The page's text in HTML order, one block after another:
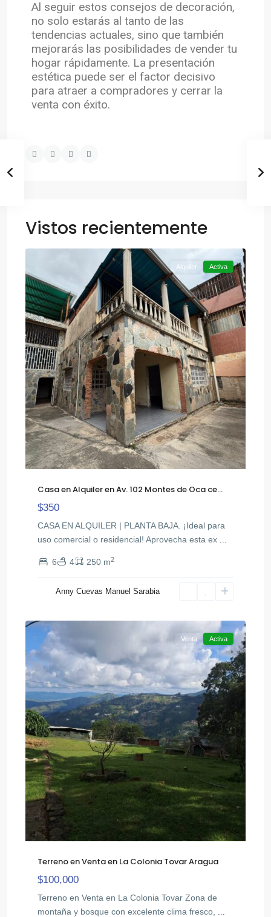
Al seguir estos consejos de decoración,
no solo estarás al tanto de las
tendencias actuales, sino que también
mejorarás las posibilidades de vender tu
hogar rápidamente. La presentación
estética puede ser el factor decisivo
para atraer a compradores y cerrar la
venta con éxito.
Vistos recientemente
Otra,
Valencia
Alquiler Activa
Casa en Alquiler en Av. 102 Montes de Oca ce...
$350
CASA EN ALQUILER | PLANTA BAJA. ¡Ideal para
uso comercial o residencial! Aprovecha esta ex ...
6 4 250 m2
Anny Cuevas Manuel Sarabia
Colonia
Venta Activa
Terreno en Venta en La Colonia Tovar Aragua
$100,000
Terreno en Venta en La Colonia Tovar Zona de
montaña y bosque con excelente clima fresco, ...